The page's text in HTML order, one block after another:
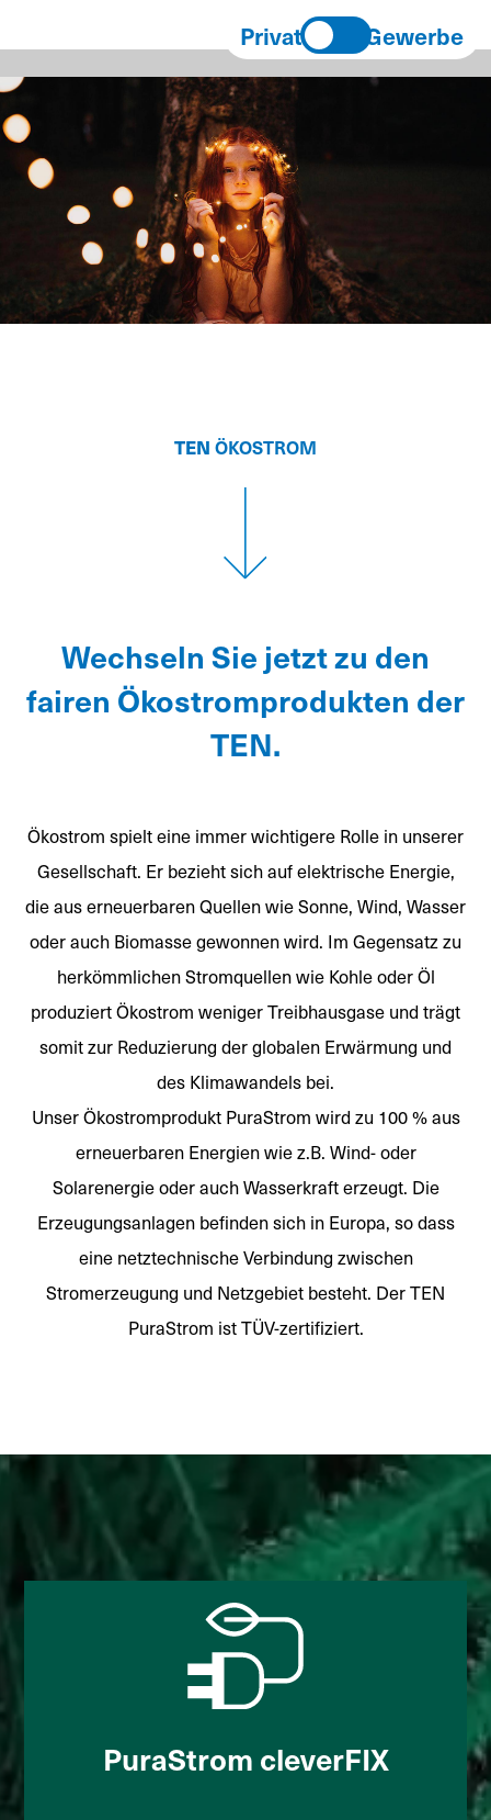
Privat Gewerbe
TEN ÖKOSTROM
Wechseln Sie jetzt zu den
fairen Ökostromprodukten der
TEN.
Ökostrom spielt eine immer wichtigere Rolle in unserer
Gesellschaft. Er bezieht sich auf elektrische Energie,
die aus erneuerbaren Quellen wie Sonne, Wind, Wasser
oder auch Biomasse gewonnen wird. Im Gegensatz zu
herkömmlichen Stromquellen wie Kohle oder Öl
produziert Ökostrom weniger Treibhausgase und trägt
somit zur Reduzierung der globalen Erwärmung und
des Klimawandels bei.
Unser Ökostromprodukt PuraStrom wird zu 100 % aus
erneuerbaren Energien wie z.B. Wind- oder
Solarenergie oder auch Wasserkraft erzeugt. Die
Erzeugungsanlagen befinden sich in Europa, so dass
eine netztechnische Verbindung zwischen
Stromerzeugung und Netzgebiet besteht. Der TEN
PuraStrom ist TÜV-zertifiziert.
PuraStrom cleverFIX